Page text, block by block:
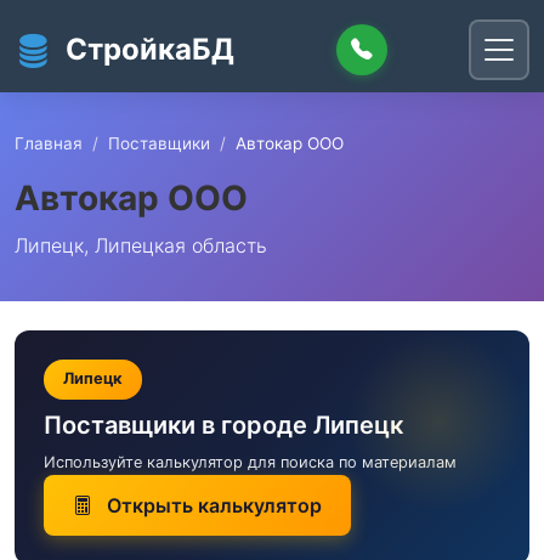
СтройкаБД
Главная Поставщики Автокар ООО
Автокар ООО
Липецк, Липецкая область
Липецк
Поставщики в городе Липецк
Используйте калькулятор для поиска по материалам
Открыть калькулятор